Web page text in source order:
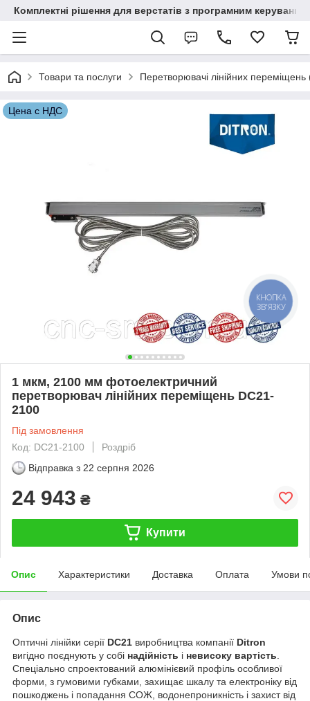
Комплектні рішення для верстатів з програмним
Товари та послуги Перетворювачі лінійних переміщень
Цена с НДС
1 мкм, 2100 мм фотоелектричний
перетворювач лінійних переміщень DC21-
2100
Під замовлення
Код: DC21-2100
Роздріб
Відправка з 22 серпня 2026
24 943 ₴
Купити
Опис Характеристики Доставка Оплата Умови
Опис
Оптичні лінійки серії DС21 виробництва компанії Ditron
вигідно поєднують у собі надійність і невисоку вартість
Спеціально спроектований алюмінієвий профіль особливої
форми, з гумовими губками, захищає шкалу та електроніку від
пошкоджень і попадання СОЖ, водонепроникність і захист від
КНОПКА
ЗВ'ЯЗКУ